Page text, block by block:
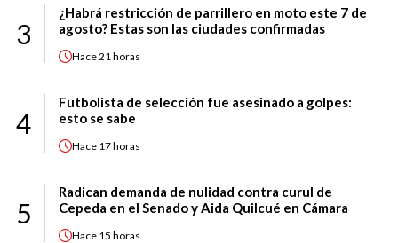
3
¿Habrá restricción de parrillero en moto este 7 de
agosto? Estas son las ciudades confirmadas
Hace21 horas
4
Futbolista de selección fue asesinado a golpes:
esto se sabe
Hace 17 horas
5
Radican demanda de nulidad contra curul de
Cepeda en el Senado y Aida Quilcué en Cámara
Hace 15 horas